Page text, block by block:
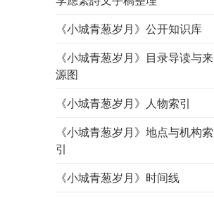
《小城青葱岁月》公开知识库
《小城青葱岁月》目录导读与来
源图
《小城青葱岁月》人物索引
《小城青葱岁月》地点与机构索
引
《小城青葱岁月》时间线